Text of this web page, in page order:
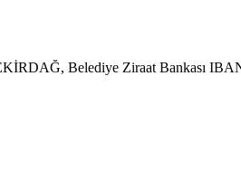
Belediye Ziraat Bankası